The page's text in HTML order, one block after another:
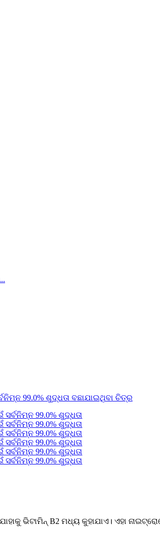
ଭିଟାମିନ୍ B2 ମଧ୍ୟ କୁହାଯାଏ। ଏହା